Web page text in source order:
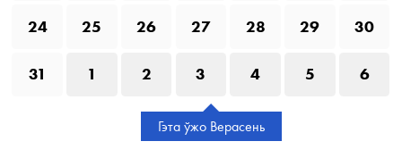
24 25 26 27 28 29 30
31 1 2 3 4 5 6
Гэта ўжо Верасень